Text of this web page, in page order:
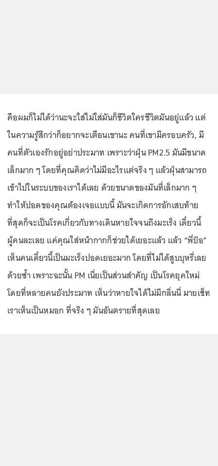
คือผมก็ไม่ได้ว่านะจะใส่ไม่ใส่มันก็ชีวิตใครชีวิตมันอยู่แล้ว แต่
ในความรู้สึกว่าก็อยากจะเตือนเขานะ คนที่เขามีครอบครัว, มี
คนที่ตัวเองรักอยู่อย่าประมาท เพราะว่าฝุ่น PM2.5 มันมีขนาด
เล็กมาก ๆ โดยที่คุณคิดว่าไม่มีอะไรแต่จริง ๆ แล้วฝุ่นสามารถ
เข้าไปในระบบของเราได้เลย ด้วยขนาดของมันที่เล็กมาก ๆ
ทำให้ปอดของคุณต้องเจอแบบนี้ มันจะเกิดการอักเสบท้าย
ที่สุดก็จะเป็นโรคเกี่ยวกับทางเดินหายใจจนถึงมะเร็ง เดี๋ยวนี้
ผู้คนละเลย แค่คุณใส่หน้ากากก็ช่วยได้เยอะแล้ว แล้ว “พี่ป๋อ”
เห็นคนเดี๋ยวนี้เป็นมะเร็งปอดเยอะมาก โดยที่ไม่ได้สูบบุหรี่เลย
ด้วยซ้ำ เพราะฉะนั้น PM เนี่ยเป็นส่วนสำคัญ เป็นโรคยุคใหม่
โดยที่หลายคนยังประมาท เห็นว่าหายใจได้ไม่มีกลิ่นนี่ มายเซ็ท
เราเห็นเป็นหมอก ที่จริง ๆ มันอันตรายที่สุดเลย